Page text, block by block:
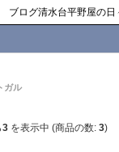
ブログ清水台平野屋の日
ガル
3 を表示中 (商品の数: 3)